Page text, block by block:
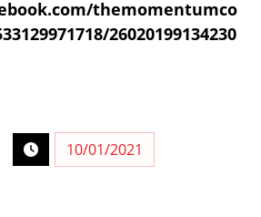
themomentumco
26020199134230
10/01/2021